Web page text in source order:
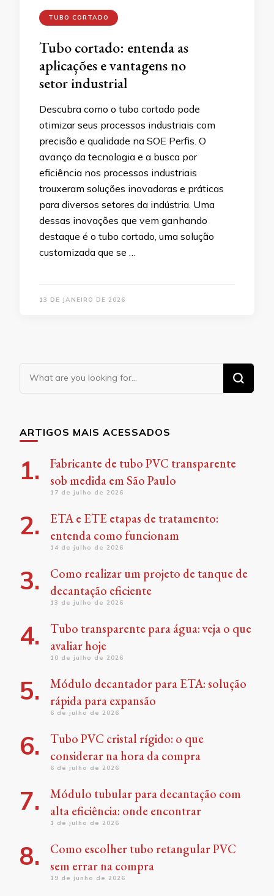
TUBO CORTADO
Tubo cortado: entenda as
aplicações e vantagens no
setor industrial
Descubra como o tubo cortado pode
otimizar seus processos industriais com
precisão e qualidade na SOE Perfis. O
avanço da tecnologia e a busca por
eficiência nos processos industriais
trouxeram soluções inovadoras e práticas
para diversos setores da indústria. Uma
dessas inovações que vem ganhando
destaque é o tubo cortado, uma solução
customizada que se …
13 DE JANEIRO DE 2026
Looking
for
ARTIGOS MAIS ACESSADOS
Fabricante de tubo PVC transparente
sob medida em São Paulo
17 de julho de 2026
ETA e ETE etapas de tratamento:
entenda como funcionam
14 de julho de 2026
Como realizar um projeto de tanque de
decantação eficiente
13 de julho de 2026
Tubo transparente para água: veja o que
avaliar hoje
10 de julho de 2026
Módulo decantador para ETA: solução
rápida para expansão
6 de julho de 2026
Tubo PVC cristal rígido: o que
considerar na hora da compra
6 de julho de 2026
Módulo tubular para decantação com
alta eficiência: onde encontrar
1 de julho de 2026
Como escolher tubo retangular PVC
sem errar na compra
19 de junho de 2026